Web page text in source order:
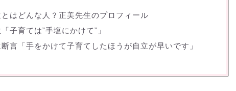
はどんな人？正美先生のプロフィール
子育ては”手塩にかけて”」
言「手をかけて子育てしたほうが自立が早いです」